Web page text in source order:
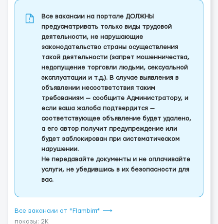
Все вакансии на портале ДОЛЖНЫ
предусматривать только виды трудовой
деятельности, не нарушающие
законодательство страны осуществления
такой деятельности (запрет мошенничества,
недопущение торговли людьми, сексуальной
эксплуатации и т.д.). В случае выявления в
объявлении несоответствия таким
требованиям — сообщите Администратору, и
если ваша жалоба подтвердится —
соответствующее объявление будет удалено,
а его автор получит предупреждение или
будет заблокирован при систематическом
нарушении.
Не передавайте документы и не оплачивайте
услуги, не убедившись в их безопасности для
вас.
Все вакансии от "Flambirrr" ⟶
показы: 2K